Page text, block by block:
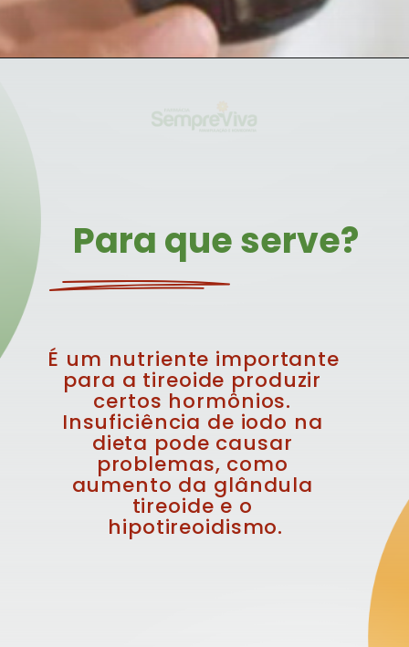
Para que serve?
É um nutriente importante
para a tireoide produzir
certos hormônios.
Insuficiência de iodo na
dieta pode causar
problemas, como
aumento da glândula
tireoide e o
hipotireoidismo.